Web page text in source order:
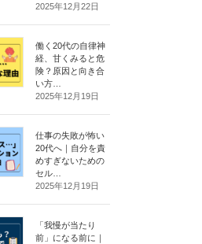
2025年12月22日
働く20代の自律神
経、甘くみると危
険？原因と向き合
い方…
2025年12月19日
仕事の失敗が怖い
20代へ｜自分を責
めすぎないための
セル…
2025年12月19日
「我慢が当たり
前」になる前に｜